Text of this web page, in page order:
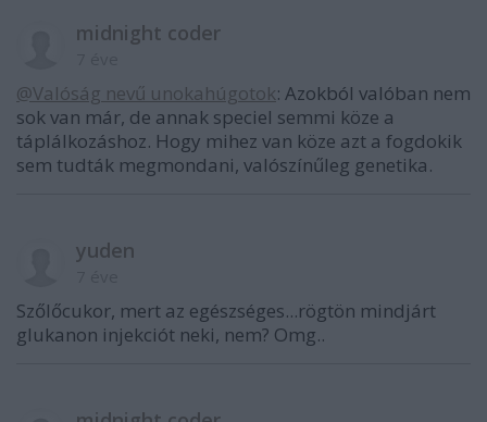
midnight coder
@Valóság nevű unokahúgotok: Azokból valóban nem
sok van már, de annak speciel semmi köze a
táplálkozáshoz. Hogy mihez van köze azt a fogdokik
sem tudták megmondani, valószínűleg genetika.
yuden
Szőlőcukor, mert az egészséges...rögtön mindjárt
glukanon injekciót neki, nem? Omg..